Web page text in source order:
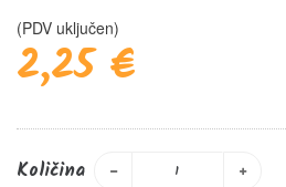
(PDV uključen)
2,25 €
Količina